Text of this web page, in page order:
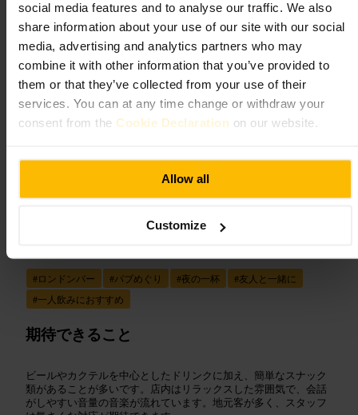
social media features and to analyse our traffic. We also
share information about your use of our site with our social
media, advertising and analytics partners who may
combine it with other information that you’ve provided to
them or that they’ve collected from your use of their
services. You can at any time change or withdraw your
consent from the Cookie Declaration on our website.
Allow all
Customize
ザ・プリンス
食事と飲酒
バー
画像 / Tripadvisor
気軽に立ち寄れる、地元に根づいたバー
#ロンドンバー #パブめぐり #夜の一杯 #友人と一緒に
#一人飲みにおすすめ
期待できること
ビールやカクテルを中心としたドリンクに加え、簡単なスナック
類があることが多いです。店内はリラックスした雰囲気で、会話
がしやすい音量の音楽が流れています。地元客が多く、スタッフ